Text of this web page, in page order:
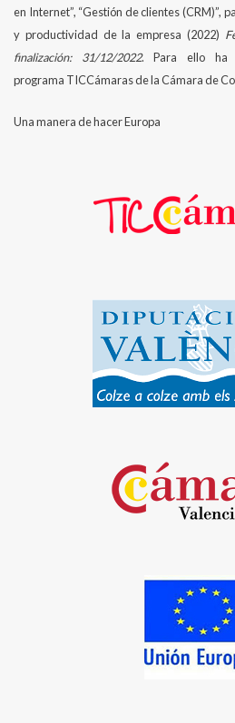
en Internet”, “Gestión de clientes (CRM)”,
y productividad de la empresa (2022)
finalización: 31/12/2022. Para ello ha
programa TICCámaras de la Cámara de
Una manera de hacer Europa